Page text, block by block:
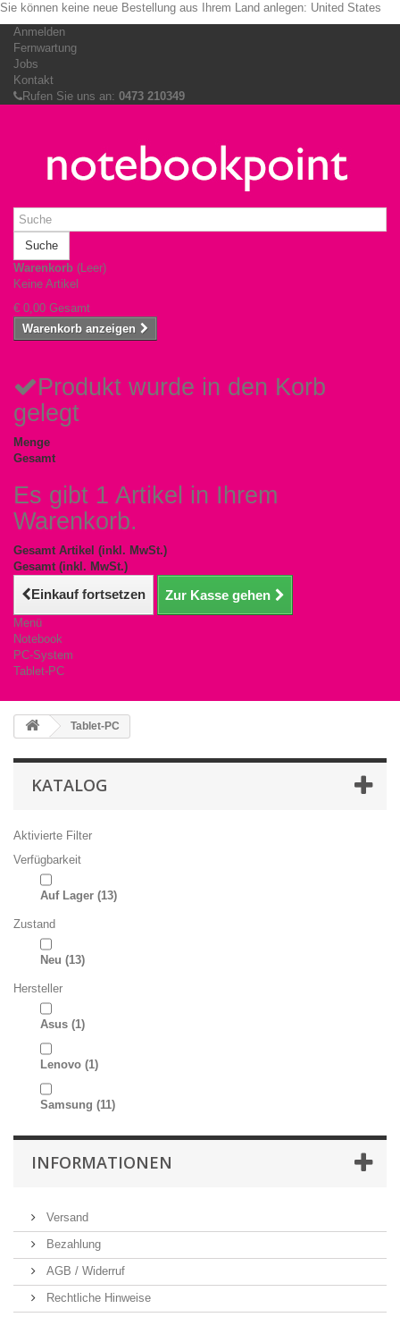
Sie können keine neue Bestellung aus Ihrem Land anlegen: United States
Anmelden
Fernwartung
Jobs
Kontakt
Rufen Sie uns an: 0473 210349
Suche
Warenkorb (Leer)
Keine Artikel
€ 0,00 Gesamt
Warenkorb anzeigen
Produkt wurde in den Korb
gelegt
Menge
Gesamt
Es gibt 1 Artikel in Ihrem
Warenkorb.
Gesamt Artikel (inkl. MwSt.)
Gesamt (inkl. MwSt.)
Einkauf fortsetzen Zur Kasse gehen
Menü
Notebook
PC-System
Tablet-PC
Tablet-PC
KATALOG
Aktivierte Filter
Verfügbarkeit
Auf Lager (13)
Zustand
Neu (13)
Hersteller
Asus (1)
Lenovo (1)
Samsung (11)
INFORMATIONEN
Versand
Bezahlung
AGB / Widerruf
Rechtliche Hinweise